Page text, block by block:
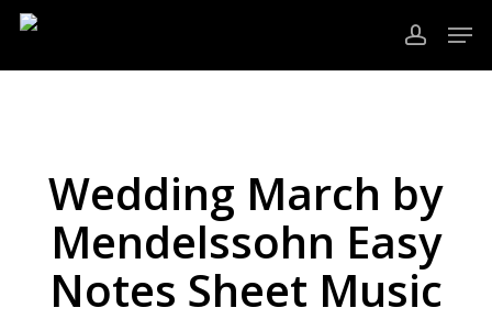
cuenta
Wedding March by
Mendelssohn Easy
Notes Sheet Music